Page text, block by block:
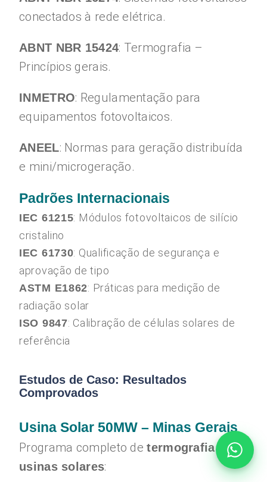
conectados à rede elétrica.
ABNT NBR 15424: Termografia –
Princípios gerais.
INMETRO: Regulamentação para
equipamentos fotovoltaicos.
ANEEL: Normas para geração distribuída
e mini/microgeração.
Padrões Internacionais
IEC 61215: Módulos fotovoltaicos de silício
cristalino
IEC 61730: Qualificação de segurança e
aprovação de tipo
ASTM E1862: Práticas para medição de
radiação solar
ISO 9847: Calibração de células solares de
referência
Estudos de Caso: Resultados
Comprovados
Usina Solar 50MW – Minas Gerais
Programa completo determografia
usinas solares: